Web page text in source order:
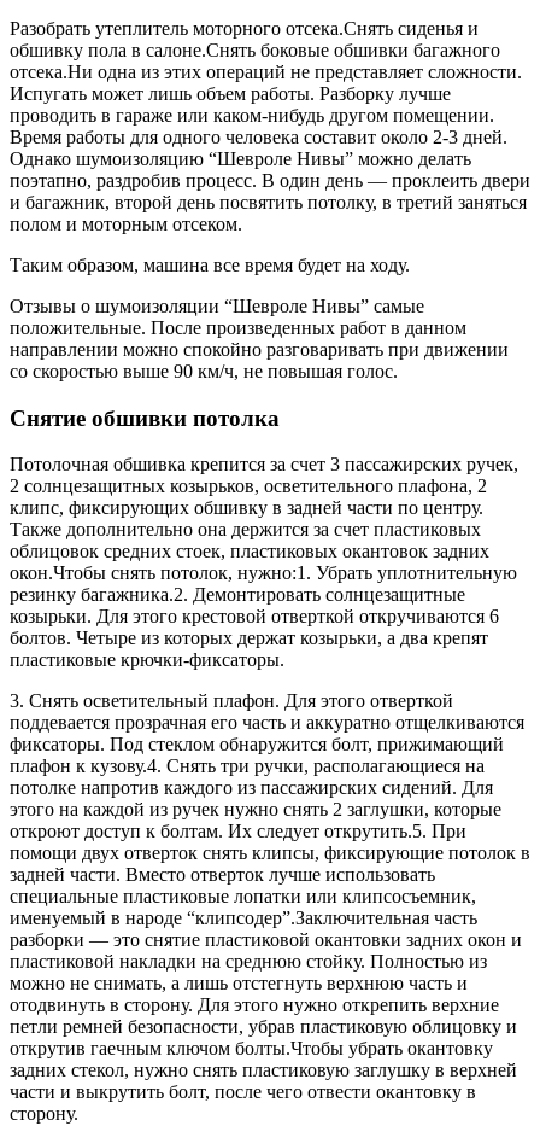
Разобрать утеплитель моторного отсека.Снять сиденья и
обшивку пола в салоне.Снять боковые обшивки багажного
отсека.Ни одна из этих операций не представляет сложности.
Испугать может лишь объем работы. Разборку лучше
проводить в гараже или каком-нибудь другом помещении.
Время работы для одного человека составит около 2-3 дней.
Однако шумоизоляцию “Шевроле Нивы” можно делать
поэтапно, раздробив процесс. В один день — проклеить двери
и багажник, второй день посвятить потолку, в третий заняться
полом и моторным отсеком.
Таким образом, машина все время будет на ходу.
Отзывы о шумоизоляции “Шевроле Нивы” самые
положительные. После произведенных работ в данном
направлении можно спокойно разговаривать при движении
со скоростью выше 90 км/ч, не повышая голос.
Снятие обшивки потолка
Потолочная обшивка крепится за счет 3 пассажирских ручек,
2 солнцезащитных козырьков, осветительного плафона, 2
клипс, фиксирующих обшивку в задней части по центру.
Также дополнительно она держится за счет пластиковых
облицовок средних стоек, пластиковых окантовок задних
окон.Чтобы снять потолок, нужно:1. Убрать уплотнительную
резинку багажника.2. Демонтировать солнцезащитные
козырьки. Для этого крестовой отверткой откручиваются 6
болтов. Четыре из которых держат козырьки, а два крепят
пластиковые крючки-фиксаторы.
3. Снять осветительный плафон. Для этого отверткой
поддевается прозрачная его часть и аккуратно отщелкиваются
фиксаторы. Под стеклом обнаружится болт, прижимающий
плафон к кузову.4. Снять три ручки, располагающиеся на
потолке напротив каждого из пассажирских сидений. Для
этого на каждой из ручек нужно снять 2 заглушки, которые
откроют доступ к болтам. Их следует открутить.5. При
помощи двух отверток снять клипсы, фиксирующие потолок в
задней части. Вместо отверток лучше использовать
специальные пластиковые лопатки или клипсосъемник,
именуемый в народе “клипсодер”.Заключительная часть
разборки — это снятие пластиковой окантовки задних окон и
пластиковой накладки на среднюю стойку. Полностью из
можно не снимать, а лишь отстегнуть верхнюю часть и
отодвинуть в сторону. Для этого нужно открепить верхние
петли ремней безопасности, убрав пластиковую облицовку и
открутив гаечным ключом болты.Чтобы убрать окантовку
задних стекол, нужно снять пластиковую заглушку в верхней
части и выкрутить болт, после чего отвести окантовку в
сторону.